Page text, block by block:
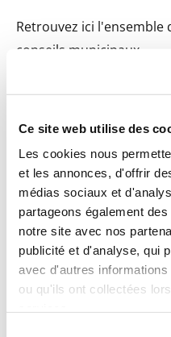
Ce site web utilise des
Les cookies nous
et les annonces, d'offrir
médias sociaux et
partageons également
notre site avec nos
publicité et d'analyse, qui
avec d'autres
ou qu'ils ont collectées
Retrouvez ici l'ensemble
conseils municipaux.
Procès-verbal du
Procès-verbal du
lors de la séance du 30/
Procès-verbal du
lors de la séance du
Procès-verbal du
lors de la séance du